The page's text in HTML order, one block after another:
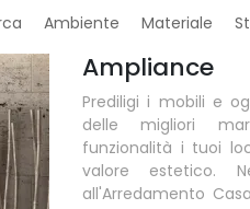
Ambiente Materiale
Ampliance
Prediligi i mobili e
delle migliori
funzionalità i tuoi
valore estetico.
all'Arredamento